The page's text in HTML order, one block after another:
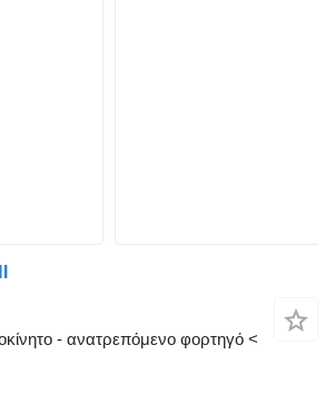
- ανατρεπόμενο φορτηγό <